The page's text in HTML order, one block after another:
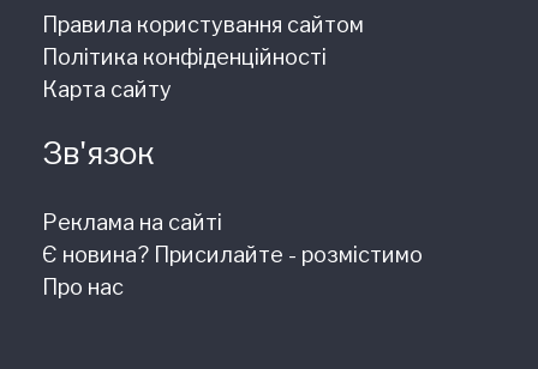
Правила користування сайтом
Політика конфіденційності
Карта сайту
Зв'язок
Реклама на сайті
Є новина? Присилайте - розмістимо
Про нас